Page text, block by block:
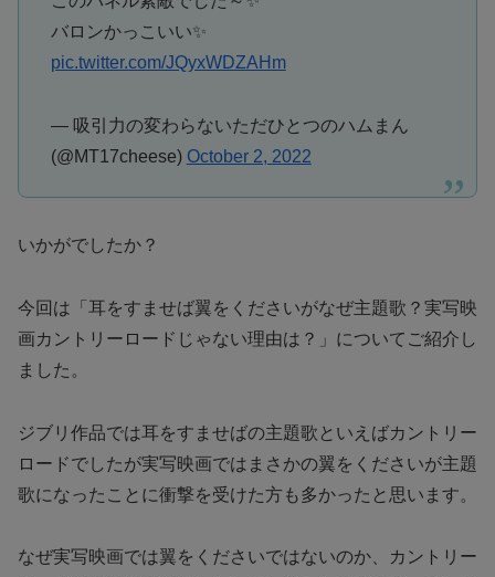
バロンかっこいい✨
pic.twitter.com/JQyxWDZAHm
— 吸引力の変わらないただひとつのハムまん
(@MT17cheese) October 2, 2022
いかがでしたか？
今回は「耳をすませば翼をくださいがなぜ主題歌？実写映
画カントリーロードじゃない理由は？」についてご紹介し
ました。
ジブリ作品では耳をすませばの主題歌といえばカントリー
ロードでしたが実写映画ではまさかの翼をくださいが主題
歌になったことに衝撃を受けた方も多かったと思います。
なぜ実写映画では翼をくださいではないのか、カントリー